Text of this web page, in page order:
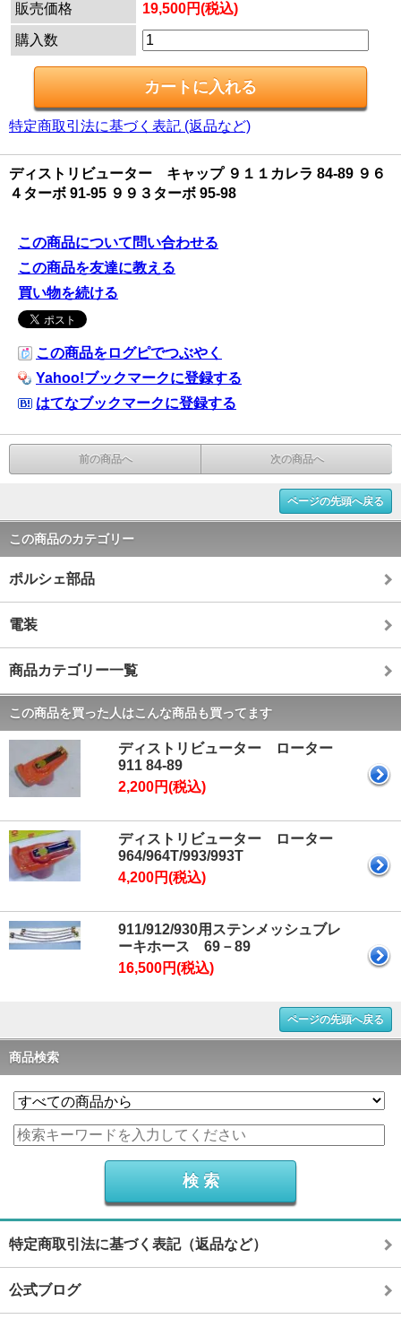
販売価格
19,500円(税込)
購入数
特定商取引法に基づく表記 (返品など)
ディストリビューター キャップ ９１１カレラ 84-89 ９６
４ターボ 91-95 ９９３ターボ 95-98
この商品について問い合わせる
この商品を友達に教える
買い物を続ける
この商品をログピでつぶやく
Yahoo!ブックマークに登録する
はてなブックマークに登録する
前の商品へ 次の商品へ
ページの先頭へ戻る
この商品のカテゴリー
ポルシェ部品
電装
商品カテゴリー一覧
この商品を買った人はこんな商品も買ってます
ディストリビューター ローター
911 84-89
2,200円(税込)
ディストリビューター ローター
964/964T/993/993T
4,200円(税込)
911/912/930用ステンメッシュブレ
ーキホース 69－89
16,500円(税込)
ページの先頭へ戻る
商品検索
特定商取引法に基づく表記（返品など）
公式ブログ